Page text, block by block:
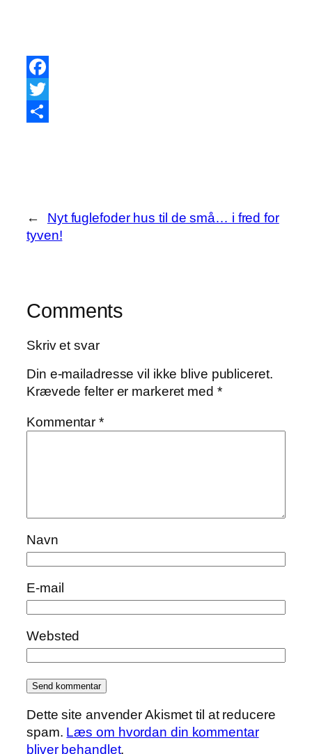
Facebook
Twitter
←
Nyt fuglefoder hus til de små… i fred for
tyven!
Comments
Skriv et svar
Din e-mailadresse vil ikke blive publiceret.
Krævede felter er markeret med *
Kommentar*
Navn
E-mail
Websted
Dette site anvender Akismet til at reducere
spam. Læs om hvordan din kommentar
bliver behandlet.